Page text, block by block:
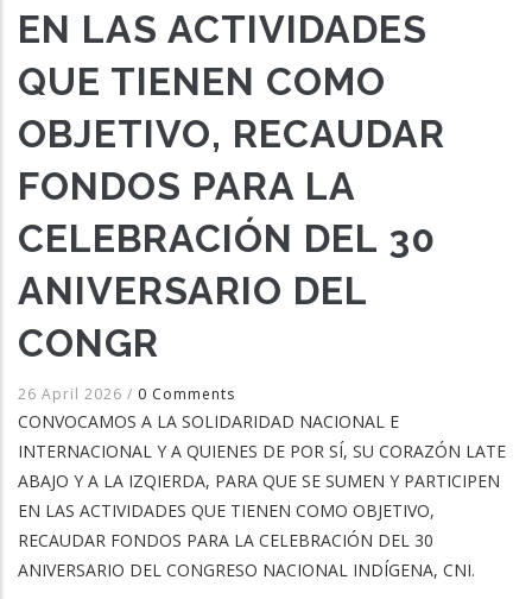
EN LAS ACTIVIDADES
QUE TIENEN COMO
OBJETIVO, RECAUDAR
FONDOS PARA LA
CELEBRACIÓN DEL 30
ANIVERSARIO DEL
CONGR
26 April 2026 / 0 Comments
CONVOCAMOS A LA SOLIDARIDAD NACIONAL E
INTERNACIONAL Y A QUIENES DE POR SÍ, SU CORAZÓN LATE
ABAJO Y A LA IZQIERDA, PARA QUE SE SUMEN Y PARTICIPEN
EN LAS ACTIVIDADES QUE TIENEN COMO OBJETIVO,
RECAUDAR FONDOS PARA LA CELEBRACIÓN DEL 30
ANIVERSARIO DEL CONGRESO NACIONAL INDÍGENA, CNI.